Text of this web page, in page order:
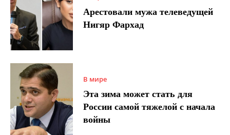
Арестовали мужа телеведущей
Нигяр Фархад
В мире
Эта зима может стать для
России самой тяжелой с начала
войны